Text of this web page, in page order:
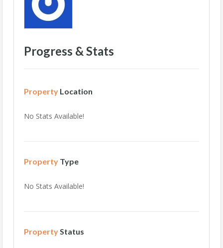
Progress & Stats
Property Location
No Stats Available!
Property Type
No Stats Available!
Property Status